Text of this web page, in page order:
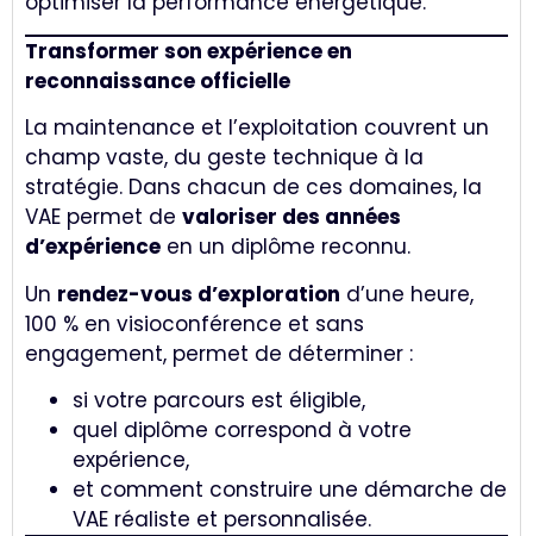
Transformer son expérience en
reconnaissance officielle
La maintenance et l’exploitation couvrent un
champ vaste, du geste technique à la
stratégie. Dans chacun de ces domaines, la
VAE permet de valoriser des années
d’expérience en un diplôme reconnu.
Un rendez-vous d’exploration d’une heure,
100 % en visioconférence et sans
engagement, permet de déterminer :
si votre parcours est éligible,
quel diplôme correspond à votre
expérience,
et comment construire une démarche de
VAE réaliste et personnalisée.